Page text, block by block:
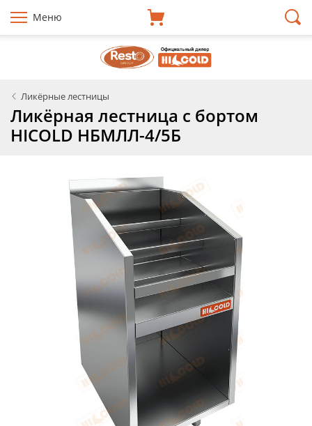
Меню
Ликёрные лестницы
Ликёрная лестница с бортом
HICOLD НБМЛЛ-4/5Б